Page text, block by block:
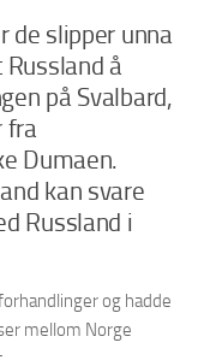
de slipper unna
å
på Svalbard,
fra
Dumaen.
kan svare
Russland i
og hadde
mellom Norge